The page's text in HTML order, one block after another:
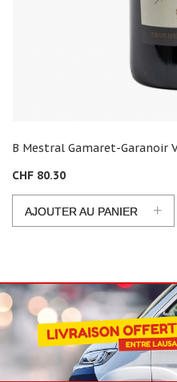
B Mestral Gamaret-Garanoir
CHF 80.30
AJOUTER AU PANIER +